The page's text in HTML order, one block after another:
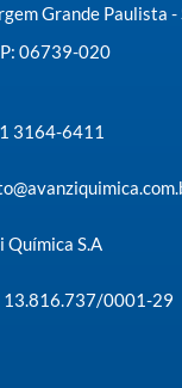
Grande Paulista -
06739-020
3164-6411
Química S.A
13.816.737/0001-29